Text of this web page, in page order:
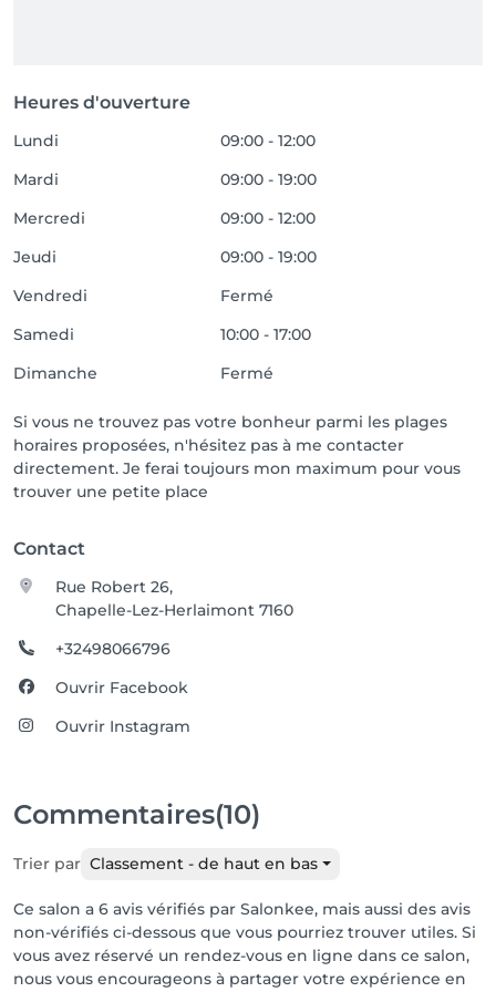
Espèces et Payconiq (QR code)
🌸 Wellness by Lisa – L’expertise du soin, la douceur
Heures d'ouverture
Lundi
09:00 - 12:00
Mardi
09:00 - 19:00
Mercredi
09:00 - 12:00
Jeudi
09:00 - 19:00
Vendredi
Fermé
Samedi
10:00 - 17:00
Dimanche
Fermé
Si vous ne trouvez pas votre bonheur parmi les plages
horaires proposées, n'hésitez pas à me contacter
directement. Je ferai toujours mon maximum pour vous
trouver une petite place
Contact
Rue Robert 26,
Chapelle-Lez-Herlaimont 7160
+32498066796
Ouvrir Facebook
Ouvrir Instagram
Commentaires(10)
Trier par Classement - de haut en bas
Ce salon a 6 avis vérifiés par Salonkee, mais aussi des avis
non-vérifiés ci-dessous que vous pourriez trouver utiles. Si
vous avez réservé un rendez-vous en ligne dans ce salon,
nous vous encourageons à partager votre expérience en